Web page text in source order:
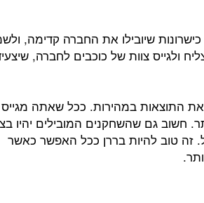
שיובילו את החברה קדימה,
ולגייס צוות של כוכבים לחברה,
התוצאות במהירות. ככל שאתה מגייס
חשוב גם שהשחקנים המובילים יהיו
זה טוב להיות בררן ככל האפשר כאשר